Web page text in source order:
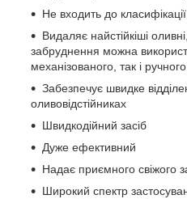
Не входить до
Видаляє найстійкіші
забруднення можна
механізованого, так і
Забезпечує швидке
оливовідстійниках
Швидкодійний засіб
Дуже ефективний
Надає приємного свіжого
Широкий спектр